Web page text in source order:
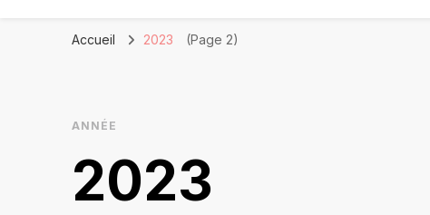
Accueil 2023 (Page 2)
ANNÉE
2023